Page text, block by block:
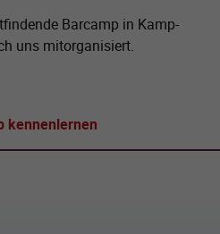
Barcamp in Kamp-
uns mitorganisiert.
kennenlernen